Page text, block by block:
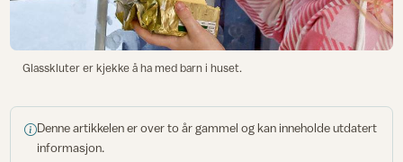
Glasskluter er kjekke å ha med barn i huset.
Denne artikkelen er over to år gammel og kan inneholde utdatert
informasjon.